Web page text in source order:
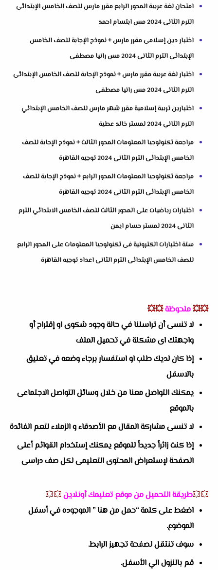
امتحان لغة عربية المحور الرابع مقرر مارس للصف الخامس الإبتدائى
الترم الثانى 2024 مس ابتسام احمد
اختبار دين إسلامى مقرر مارس + نموذج الإجابة للصف الخامس
الإبتدائى الترم الثانى 2024 مس رانيا مصطفى
اختبار لغة عربية مقرر مارس + نموذج الإجابة للصف الخامس الإبتدائى
الترم الثانى 2024 مس رانيا مصطفى
اختبارين تربية إسلامية مقرر شهر مارس للصف الخامس الإبتدائي
الترم الثاني 2024 لمستر خالد عطية
مراجعة تكنولوجيا المعلومات المحور الثالث + نموذج الإجابة للصف
الخامس الإبتدائى الترم الثانى 2024 توجيه القاهرة
مراجعة تكنولوجيا المعلومات المحور الرابع + نموذج الإجابة للصف
الخامس الإبتدائى الترم الثانى 2024 توجيه القاهرة
اختبارات رياضيات على المحور الثالث للصف الخامس الابتدائي الترم
الثانى 2024 لمستر حسام ايمن
ستة اختبارات الكترونية فى تكنولوجيا المعلومات على المحور الرابع
للصف الخامس الإبتدائى الترم الثانى اعداد توجيه القاهرة
💥💥ملحوظة💥💥
لا تنسى أن تراسلنا في حالة وجود شكوى او إقتراح أو
واجهتك اى مشكلة في تحميل الملف
إذا كان لديك طلب او استفسار برجاء وضعه في تعليق
بالاسفل
يمكنك التواصل معنا من خلال وسائل التواصل الاجتماعى
بالموقع
لا تنسى مشاركة المقال مع الأصدقاء و الزملاء لتعم الفائدة
إذا كنت زائراً جديداً للموقع يمكنك إستخدام القوائم أعلى
الصفحة لإستعراض المحتوى التعليمى لكل صف دراسى
💥💥طريقة التحميل من موقع تعليمك أونلاين💥💥
اضغط على كلمة “حمل من هنا ” الموجوده في أسفل
الموضوع.
سوف تنتقل لصفحة تجهيز الرابط.
قم بالنزول الي الأسفل.